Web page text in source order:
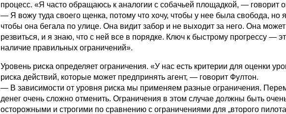
процесс. «Я часто обращаюсь к аналогии с собачьей площадкой, — говорит
— Я вожу туда своего щенка, потому что хочу, чтобы у нее была свобода, но я
чтобы она бегала по улице. Она видит забор и не выходит за него. Она может
резвиться, и я знаю, что с ней все в порядке. Ключ к быстрому прогрессу —
наличие правильных ограничений».
Уровень риска определяет ограничения. «У нас есть критерии для оценки
риска действий, которые может предпринять агент, — говорит Фултон.
— В зависимости от уровня риска мы применяем разные ограничения.
денег очень сложно отменить. Ограничения в этом случае должны быть
осторожными и строгими по сравнению с ограничениями для „второго